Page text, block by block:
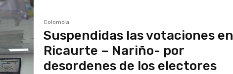
Colombia
Suspendidas las votaciones en
Ricaurte – Nariño- por
desordenes de los electores